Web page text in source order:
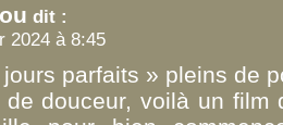
dit :
2024 à 8:45
jours parfaits » pleins de
de douceur, voilà un film